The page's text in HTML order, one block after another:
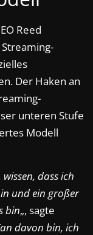
Reed
Der Haken an
unteren Stufe
Modell
dass ich
und ein großer
bin„, sagte
davon bin, ich